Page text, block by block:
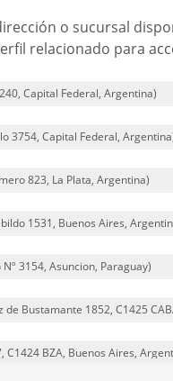
o sucursal
relacionado para
Capital Federal, Argentina)
3754, Capital Federal,
823, La Plata, Argentina)
1531, Buenos Aires,
3154, Asuncion, Paraguay)
de Bustamante 1852, C1425
C1424 BZA, Buenos Aires,